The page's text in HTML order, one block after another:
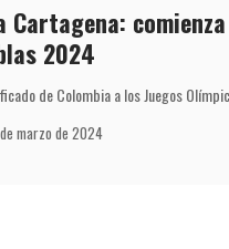
Cartagena:
2024
de Colombia a los Juegos
marzo de 2024